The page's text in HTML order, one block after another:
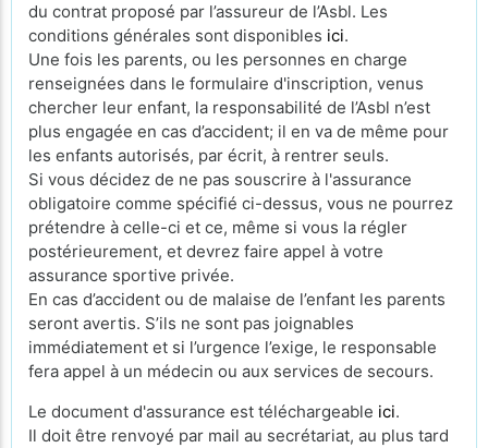
du contrat proposé par l’assureur de l’Asbl. Les
conditions générales sont disponibles ici.
Une fois les parents, ou les personnes en charge
renseignées dans le formulaire d'inscription, venus
chercher leur enfant, la responsabilité de l’Asbl n’est
plus engagée en cas d’accident; il en va de même pour
les enfants autorisés, par écrit, à rentrer seuls.
Si vous décidez de ne pas souscrire à l'assurance
obligatoire comme spécifié ci-dessus, vous ne pourrez
prétendre à celle-ci et ce, même si vous la régler
postérieurement, et devrez faire appel à votre
assurance sportive privée.
En cas d’accident ou de malaise de l’enfant les parents
seront avertis. S’ils ne sont pas joignables
immédiatement et si l’urgence l’exige, le responsable
fera appel à un médecin ou aux services de secours.
Le document d'assurance est téléchargeable ici.
Il doit être renvoyé par mail au secrétariat, au plus tard